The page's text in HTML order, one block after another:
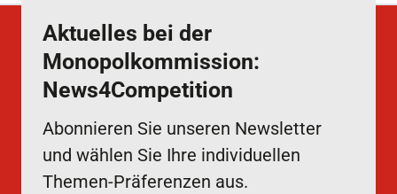
Aktuelles bei der
Monopolkommission:
News4Competition
Abonnieren Sie unseren Newsletter
und wählen Sie Ihre individuellen
Themen-Präferenzen aus.